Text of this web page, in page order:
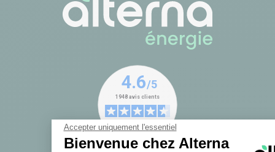
Accepter uniquement l'essentiel
Bienvenue chez Alterna